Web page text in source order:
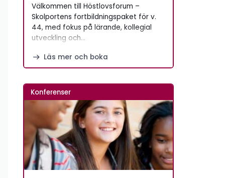
Välkommen till Höstlovsforum –
Skolportens fortbildningspaket för v.
44, med fokus på lärande, kollegial
utveckling och…
Läs mer och boka
Konferenser